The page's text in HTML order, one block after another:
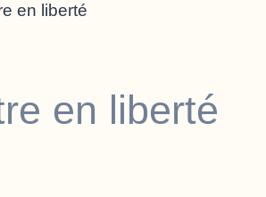
en liberté
en liberté